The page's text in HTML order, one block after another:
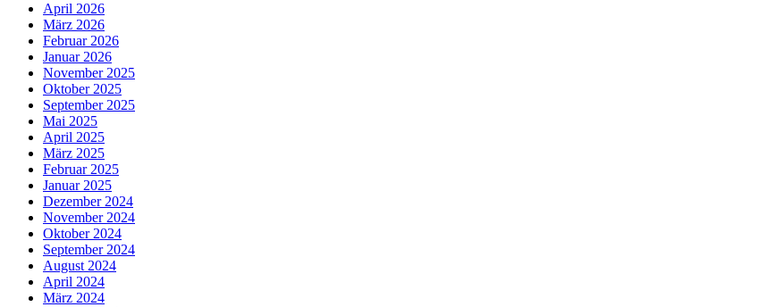
April 2026
März 2026
Februar 2026
Januar 2026
November 2025
Oktober 2025
September 2025
Mai 2025
April 2025
März 2025
Februar 2025
Januar 2025
Dezember 2024
November 2024
Oktober 2024
September 2024
August 2024
April 2024
März 2024